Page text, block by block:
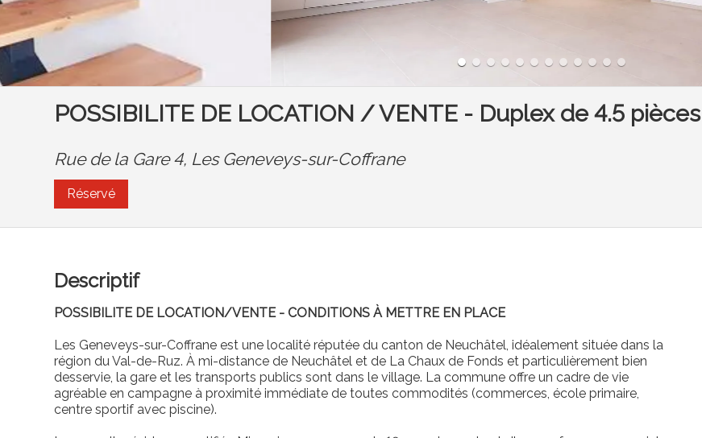
POSSIBILITE DE LOCATION / VENTE - Duplex de 4.5 pièces
Rue de la Gare 4, Les Geneveys-sur-Coffrane
Réservé
Descriptif
POSSIBILITE DE LOCATION/VENTE - CONDITIONS À METTRE EN PLACE
Les Geneveys-sur-Coffrane est une localité réputée du canton de Neuchâtel, idéalement située dans la
région du Val-de-Ruz. À mi-distance de Neuchâtel et de La Chaux de Fonds et particulièrement bien
desservie, la gare et les transports publics sont dans le village. La commune offre un cadre de vie
agréable en campagne à proximité immédiate de toutes commodités (commerces, école primaire,
centre sportif avec piscine).